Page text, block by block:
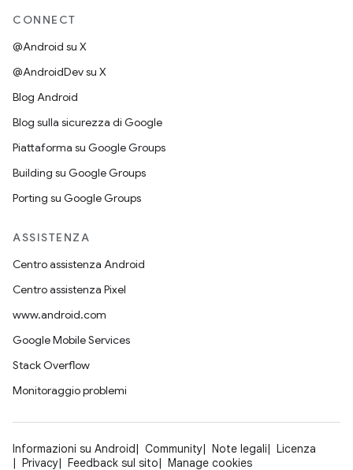
CONNECT
@Android su X
@AndroidDev su X
Blog Android
Blog sulla sicurezza di Google
Piattaforma su Google Groups
Building su Google Groups
Porting su Google Groups
ASSISTENZA
Centro assistenza Android
Centro assistenza Pixel
www.android.com
Google Mobile Services
Stack Overflow
Monitoraggio problemi
Informazioni su Android Community Note legali
Licenza
Privacy
Feedback sul sito Manage cookies